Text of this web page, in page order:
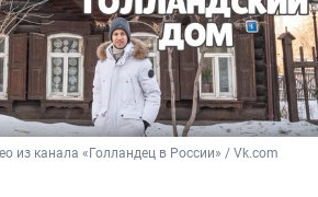
из канала «Голландец в России» / Vk.com